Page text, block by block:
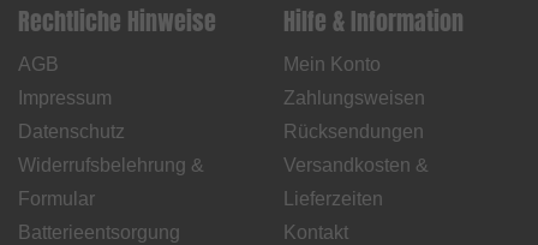
Rechtliche Hinweise
AGB
Impressum
Datenschutz
Widerrufsbelehrung &
Formular
Batterieentsorgung
Hilfe & Information
Mein Konto
Zahlungsweisen
Rücksendungen
Versandkosten &
Lieferzeiten
Kontakt